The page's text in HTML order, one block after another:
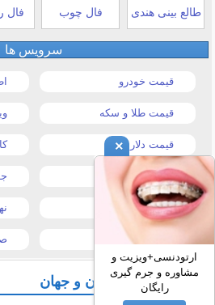
طالع بینی هندی فال چوب فال
سرویس ها
قیمت خودرو
قیمت طلا و سکه
قیمت دلار
قیمت موبایل
قیمت تبلت
تیتر روزنامه ها
آخرین اخبار ایران و جهان
×
ارتودنسی+ویزیت و
مشاوره و جرم گیری
رایگان